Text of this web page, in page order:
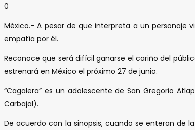
0
México.- A pesar de que interpreta a un personaje
empatía por él.
Reconoce que será difícil ganarse el cariño del
estrenará en México el próximo 27 de junio.
“Cagalera” es un adolescente de San Gregorio
Carbajal).
De acuerdo con la sinopsis, cuando se enteran de